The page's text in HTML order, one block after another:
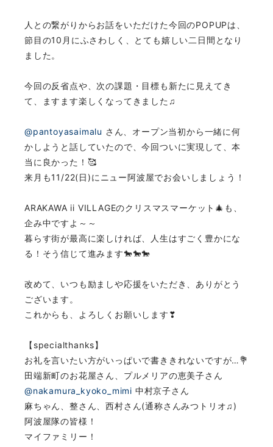
人との繋がりからお話をいただけた今回のPOPUPは、
節目の10月にふさわしく、とても嬉しい二日間となり
ました。
今回の反省点や、次の課題・目標も新たに見えてき
て、ますます楽しくなってきました♫
@pantoyasaimalu さん、オープン当初から一緒に何
かしようと話していたので、今回ついに実現して、本
当に良かった！🥰
来月も11/22(日)にニュー阿波屋でお会いしましょう！
ARAKAWA ii VILLAGEのクリスマスマーケット🎄も、
企み中ですよ～～
暮らす街が最高に楽しければ、人生はすごく豊かにな
る！そう信じて進みます🐎🐎🐎
改めて、いつも励ましや応援をいただき、ありがとう
ございます。
これからも、よろしくお願いします❣
【specialthanks】
お礼を言いたい方がいっぱいで書ききれないですが…💐
田端新町のお花屋さん、プルメリアの恵美子さん
@nakamura_kyoko_mimi 中村京子さん
麻ちゃん、整さん、西村さん(通称さんみつトリオ♫)
阿波屋隊の皆様！
マイファミリー！